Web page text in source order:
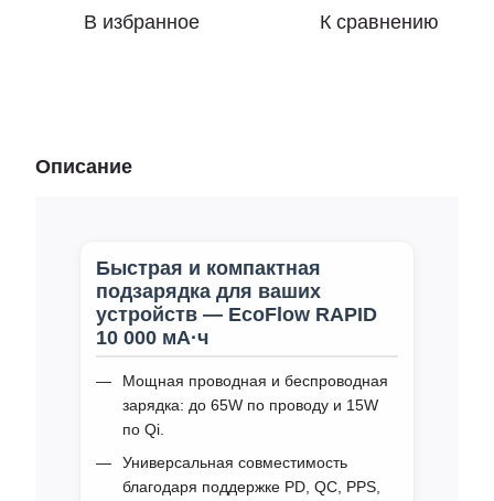
В избранное К сравнению
Описание
Быстрая и компактная
подзарядка для ваших
устройств — EcoFlow RAPID
10 000 мА·ч
Мощная проводная и беспроводная
зарядка: до 65W по проводу и 15W
по Qi.
Универсальная совместимость
благодаря поддержке PD, QC, PPS,